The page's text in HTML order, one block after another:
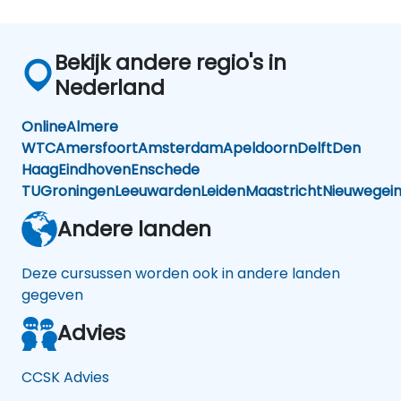
Bekijk andere regio's in
Nederland
OnlineAlmere
WTCAmersfoortAmsterdamApeldoornDelftDen
HaagEindhovenEnschede
TUGroningenLeeuwardenLeidenMaastrichtNieuwegein
Andere landen
Deze cursussen worden ook in andere landen
gegeven
Advies
CCSK Advies